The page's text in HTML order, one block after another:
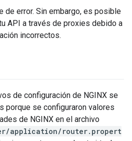
de error. Sin embargo, es posible
API a través de proxies debido a
incorrectos.
de configuración de NGINX se
porque se configuraron valores
de NGINX en el archivo
application/router.propert